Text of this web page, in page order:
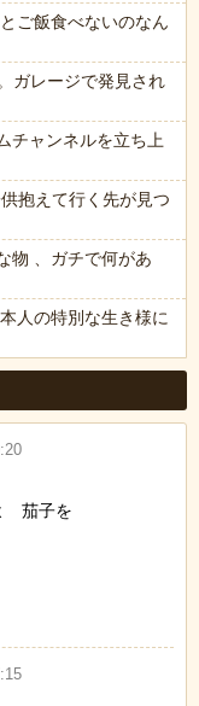
ご飯食べないのなん
ガレージで発見され
チャンネルを立ち上
抱えて行く先が見つ
物 、ガチで何があ
人の特別な生き様に
茄子を